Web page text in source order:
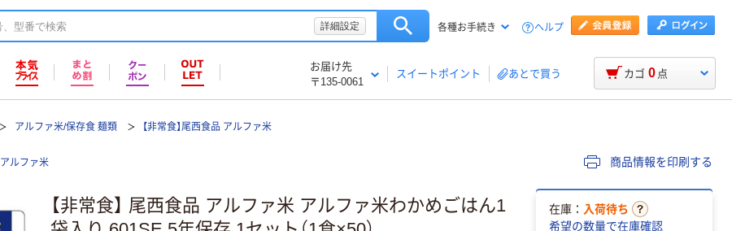
詳細設定 各種お手続き ヘルプ
お届け先
〒135-0061
スイートポイント あとで買う カゴ 0 点
アルファ米/保存食 麺類 【非常食】尾西食品 アルファ米
アルファ米 商品情報を印刷する
【非常食】 尾西食品 アルファ米 アルファ米わかめごはん1
在庫： 入荷待ち
希望の数量で在庫確認